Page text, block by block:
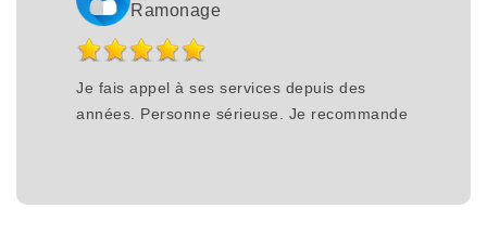
Ramonage
Je fais appel à ses services depuis des
années. Personne sérieuse. Je recommande